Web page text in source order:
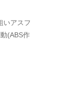
アスフ
(ABS作